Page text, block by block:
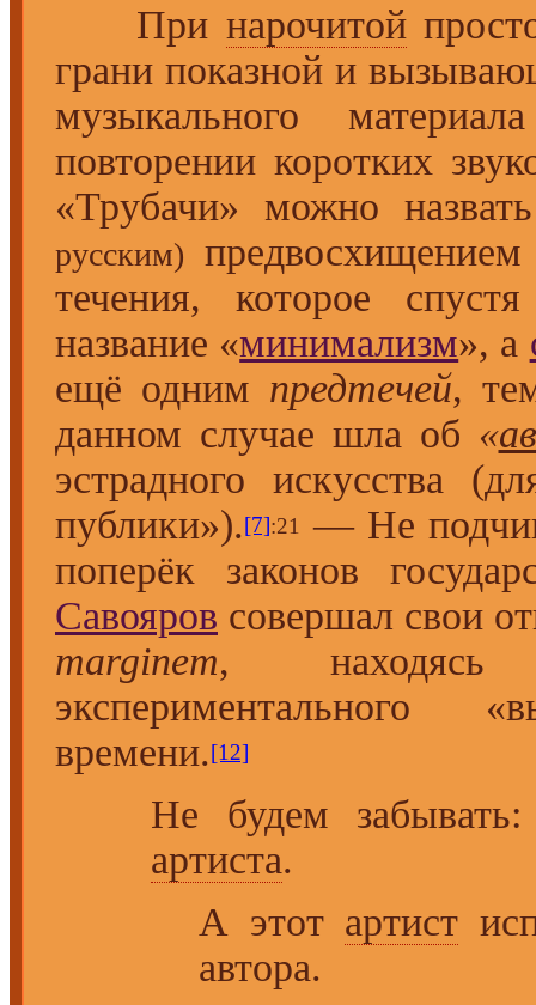
При нарочитой
грани показной и
музыкального
повторении коротких
«Трубачи» можно
русским)
течения, которое
название «минимализм», а
ещё одним предтечей,
данном случае шла об «
эстрадного искусства
публики»).[7]:21
— Не
поперёк законов
Савояров совершал свои
marginem, находясь
экспериментального
времени.[12]
Не будем
артиста.
А этот артист
автора.